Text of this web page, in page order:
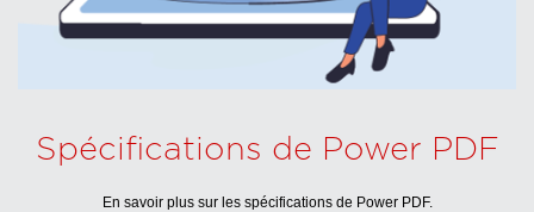
Spécifications de Power PDF
En savoir plus sur les spécifications de Power PDF.